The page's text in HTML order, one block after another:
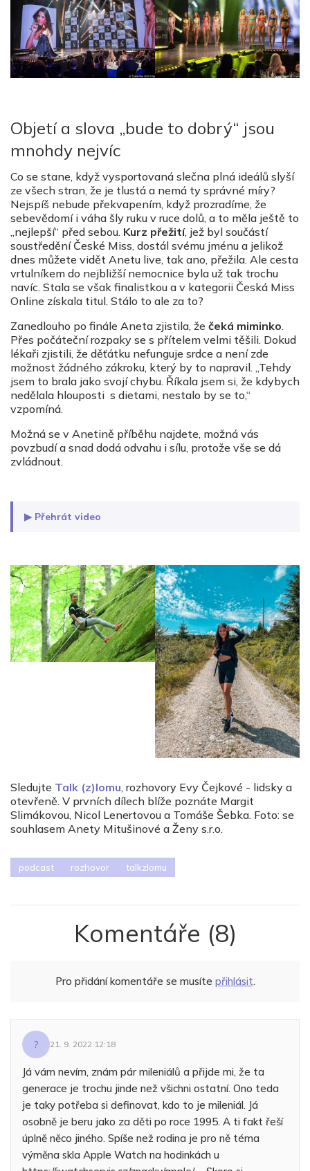
Objetí a slova „bude to dobrý“ jsou
mnohdy nejvíc
Co se stane, když vysportovaná slečna plná ideálů slyší
ze všech stran, že je tlustá a nemá ty správné míry?
Nejspíš nebude překvapením, když prozradíme, že
sebevědomí i váha šly ruku v ruce dolů, a to měla ještě to
„nejlepší“ před sebou. Kurz přežití, jež byl součástí
soustředění České Miss, dostál svému jménu a jelikož
dnes můžete vidět Anetu live, tak ano, přežila. Ale cesta
vrtulníkem do nejbližší nemocnice byla už tak trochu
navíc. Stala se však finalistkou a v kategorii Česká Miss
Online získala titul. Stálo to ale za to?
Zanedlouho po finále Aneta zjistila, že čeká miminko.
Přes počáteční rozpaky se s přítelem velmi těšili. Dokud
lékaři zjistili, že děťátku nefunguje srdce a není zde
možnost žádného zákroku, který by to napravil. „Tehdy
jsem to brala jako svojí chybu. Říkala jsem si, že kdybych
nedělala hlouposti s dietami, nestalo by se to,“
vzpomíná.
Možná se v Anetině příběhu najdete, možná vás
povzbudí a snad dodá odvahu i sílu, protože vše se dá
zvládnout.
▶ Přehrát video
Sledujte Talk (z)lomu, rozhovory Evy Čejkové - lidsky a
otevřeně. V prvních dílech blíže poznáte Margit
Slimákovou, Nicol Lenertovou a Tomáše Šebka. Foto: se
souhlasem Anety Mitušinové a Ženy s.r.o.
podcast rozhovor talkzlomu
Komentáře (8)
Pro přidání komentáře se musíte přihlásit.
? 21. 9. 2022 12:18
Já vám nevím, znám pár mileniálů a přijde mi, že ta
generace je trochu jinde než všichni ostatní. Ono teda
je taky potřeba si definovat, kdo to je mileniál. Já
osobně je beru jako za děti po roce 1995. A ti fakt řeší
úplně něco jiného. Spíše než rodina je pro ně téma
výměna skla Apple Watch na hodinkách u